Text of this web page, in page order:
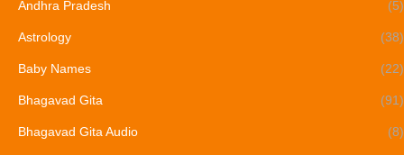
Andhra Pradesh (5)
Astrology (38)
Baby Names (22)
Bhagavad Gita (91)
Bhagavad Gita Audio (8)